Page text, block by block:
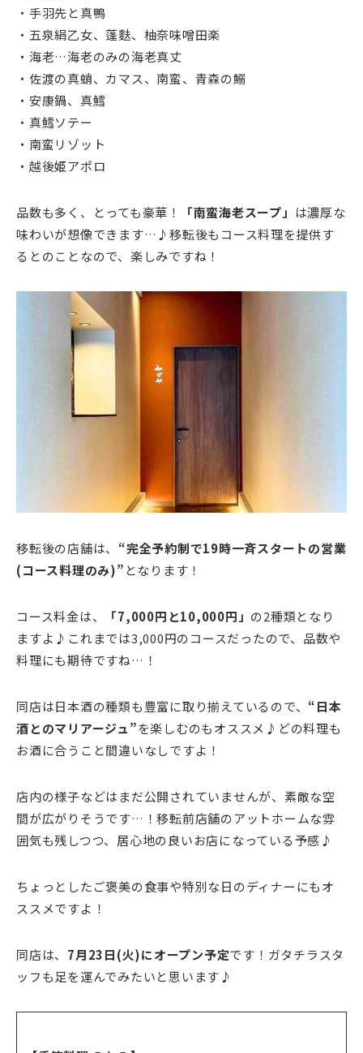
・手羽先と真鴨
・五泉絹乙女、蓬麩、柚奈味噌田楽
・海老…海老のみの海老真丈
・佐渡の真蛸、カマス、南蛮、青森の鰯
・安康鍋、真鱈
・真鱈ソテー
・南蛮リゾット
・越後姫アポロ
品数も多く、とっても豪華！ 「南蛮海老スープ」 は濃厚な
味わいが想像できます…♪移転後もコース料理を提供す
るとのことなので、楽しみですね！
移転後の店舗は、 “完全予約制で19時一斉スタートの営業
(コース料理のみ)” となります！
コース料金は、 「7,000円と10,000円」 の2種類となり
ますよ♪これまでは3,000円のコースだったので、品数や
料理にも期待ですね…！
同店は日本酒の種類も豊富に取り揃えているので、 “日本
酒とのマリアージュ”を楽しむのもオススメ♪どの料理も
お酒に合うこと間違いなしですよ！
店内の様子などはまだ公開されていませんが、素敵な空
間が広がりそうです…！移転前店舗のアットホームな雰
囲気も残しつつ、居心地の良いお店になっている予感♪
ちょっとしたご褒美の食事や特別な日のディナーにもオ
ススメですよ！
同店は、 7月23日(火)にオープン予定です！ガタチラスタ
ッフも足を運んでみたいと思います♪